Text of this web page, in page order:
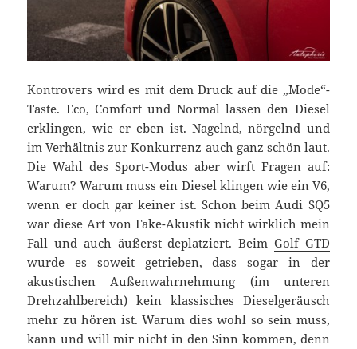
Kontrovers wird es mit dem Druck auf die „Mode“-
Taste. Eco, Comfort und Normal lassen den Diesel
erklingen, wie er eben ist. Nagelnd, nörgelnd und
im Verhältnis zur Konkurrenz auch ganz schön laut.
Die Wahl des Sport-Modus aber wirft Fragen auf:
Warum? Warum muss ein Diesel klingen wie ein V6,
wenn er doch gar keiner ist. Schon beim Audi SQ5
war diese Art von Fake-Akustik nicht wirklich mein
Fall und auch äußerst deplatziert. Beim Golf GTD
wurde es soweit getrieben, dass sogar in der
akustischen Außenwahrnehmung (im unteren
Drehzahlbereich) kein klassisches Dieselgeräusch
mehr zu hören ist. Warum dies wohl so sein muss,
kann und will mir nicht in den Sinn kommen, denn